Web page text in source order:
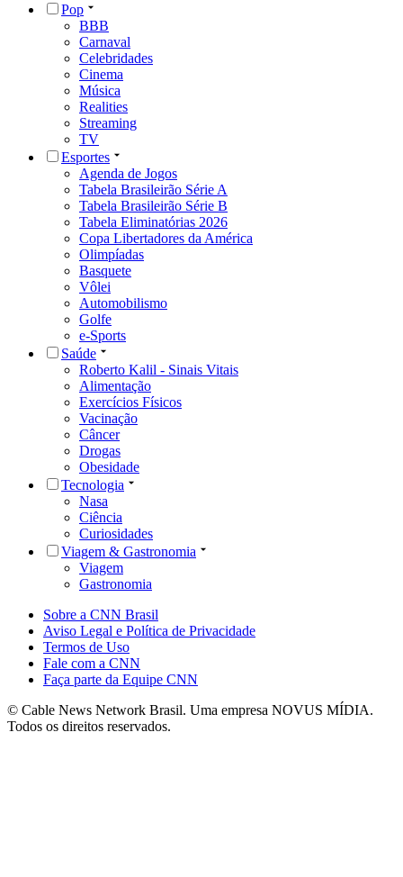
Pop
BBB
Carnaval
Celebridades
Cinema
Música
Realities
Streaming
TV
Esportes
Agenda de Jogos
Tabela Brasileirão Série A
Tabela Brasileirão Série B
Tabela Eliminatórias 2026
Copa Libertadores da América
Olimpíadas
Basquete
Vôlei
Automobilismo
Golfe
e-Sports
Saúde
Roberto Kalil - Sinais Vitais
Alimentação
Exercícios Físicos
Vacinação
Câncer
Drogas
Obesidade
Tecnologia
Nasa
Ciência
Curiosidades
Viagem & Gastronomia
Viagem
Gastronomia
Sobre a CNN Brasil
Aviso Legal e Política de Privacidade
Termos de Uso
Fale com a CNN
Faça parte da Equipe CNN
© Cable News Network Brasil. Uma empresa NOVUS MÍDIA.
Todos os direitos reservados.